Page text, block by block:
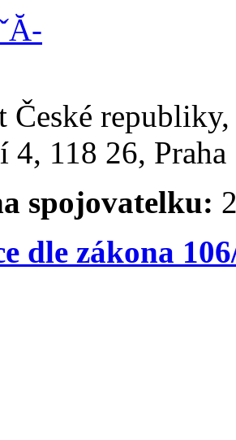
České
4, 118 26,
spojovatelku:
dle zákona